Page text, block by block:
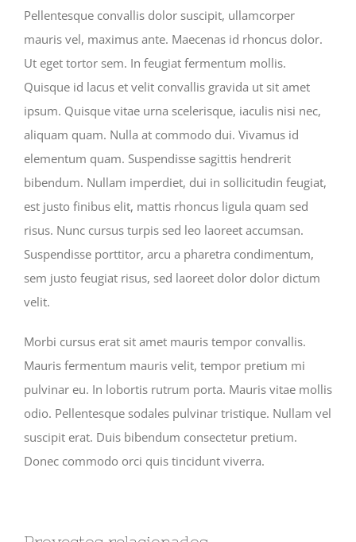
Pellentesque convallis dolor suscipit, ullamcorper
mauris vel, maximus ante. Maecenas id rhoncus dolor.
Ut eget tortor sem. In feugiat fermentum mollis.
Quisque id lacus et velit convallis gravida ut sit amet
ipsum. Quisque vitae urna scelerisque, iaculis nisi nec,
aliquam quam. Nulla at commodo dui. Vivamus id
elementum quam. Suspendisse sagittis hendrerit
bibendum. Nullam imperdiet, dui in sollicitudin feugiat,
est justo finibus elit, mattis rhoncus ligula quam sed
risus. Nunc cursus turpis sed leo laoreet accumsan.
Suspendisse porttitor, arcu a pharetra condimentum,
sem justo feugiat risus, sed laoreet dolor dolor dictum
velit.
Morbi cursus erat sit amet mauris tempor convallis.
Mauris fermentum mauris velit, tempor pretium mi
pulvinar eu. In lobortis rutrum porta. Mauris vitae mollis
odio. Pellentesque sodales pulvinar tristique. Nullam vel
suscipit erat. Duis bibendum consectetur pretium.
Donec commodo orci quis tincidunt viverra.